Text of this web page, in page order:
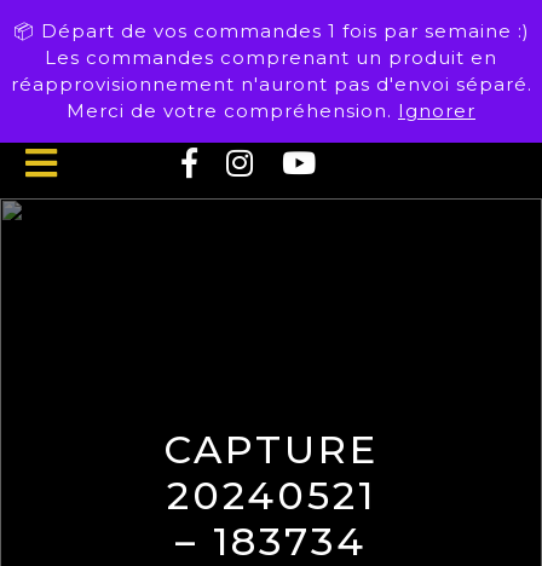
📦 Départ de vos commandes 1 fois par semaine :)
Les commandes comprenant un produit en
réapprovisionnement n'auront pas d'envoi séparé.
Merci de votre compréhension. Ignorer
to
content
Open
CAPTURE
20240521
– 183734